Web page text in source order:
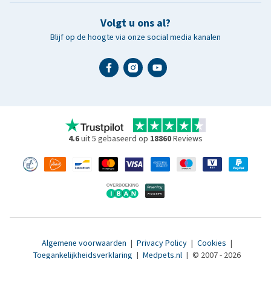
Volgt u ons al?
Blijf op de hoogte via onze social media kanalen
4.6uit 5 gebaseerd op 18860Reviews
Algemene voorwaarden | Privacy Policy | Cookies |
Toegankelijkheidsverklaring | Medpets.nl | © 2007 - 2026